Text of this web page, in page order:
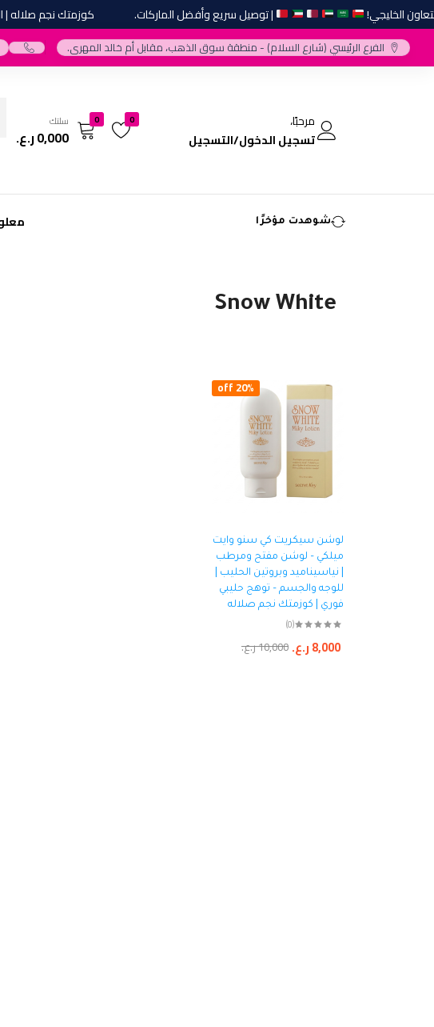
الخليجي! | توصيل سريع وأفضل الماركات. كوزمتك نجم صلاله |
الفرع الرئيسي (شارع السلام) - منطقة سوق الذهب، مقابل أم خالد المهري.
مرحبًا،
تسجيل الدخول/التسجيل
0
0 سلتك
0,000ر.ع.
شوهدت مؤخرًا
Snow White
20% off
لوشن سيكريت كي سنو وايت
ميلكي – لوشن مفتح ومرطب
| نياسيناميد وبروتين الحليب |
للوجه والجسم – توهج حليبي
فوري | كوزمتك نجم صلاله
(0)
10,000ر.ع. 8,000ر.ع.